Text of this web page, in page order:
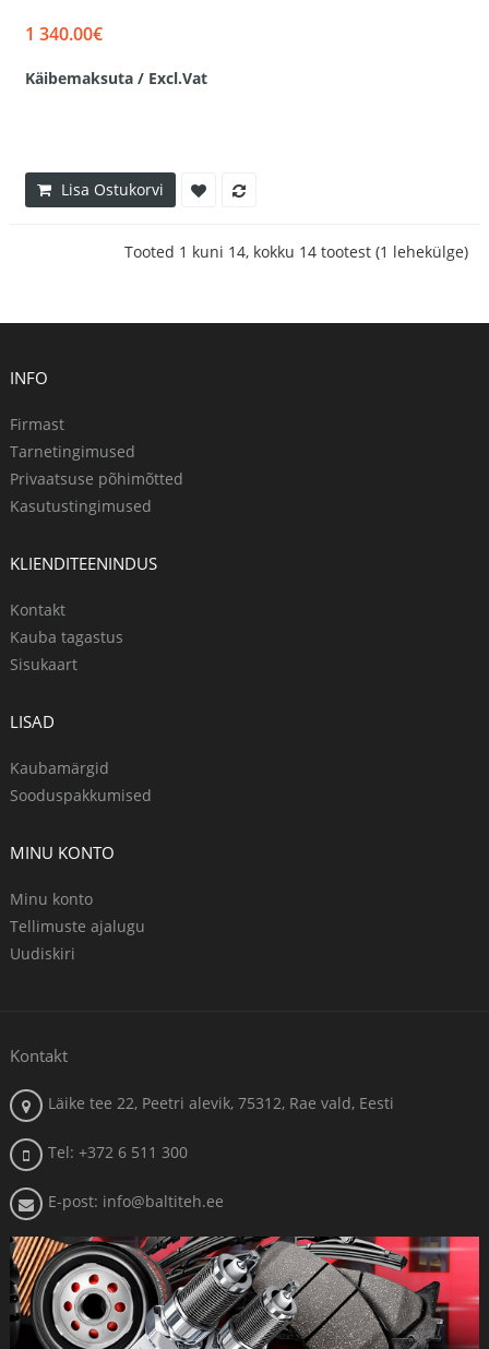
1 340.00€
Käibemaksuta / Excl.Vat
Lisa Ostukorvi
Tooted 1 kuni 14, kokku 14 tootest (1 lehekülge)
INFO
Firmast
Tarnetingimused
Privaatsuse põhimõtted
Kasutustingimused
KLIENDITEENINDUS
Kontakt
Kauba tagastus
Sisukaart
LISAD
Kaubamärgid
Sooduspakkumised
MINU KONTO
Minu konto
Tellimuste ajalugu
Uudiskiri
Kontakt
Läike tee 22, Peetri alevik, 75312, Rae vald, Eesti
Tel: +372 6 511 300
E-post: info@baltiteh.ee